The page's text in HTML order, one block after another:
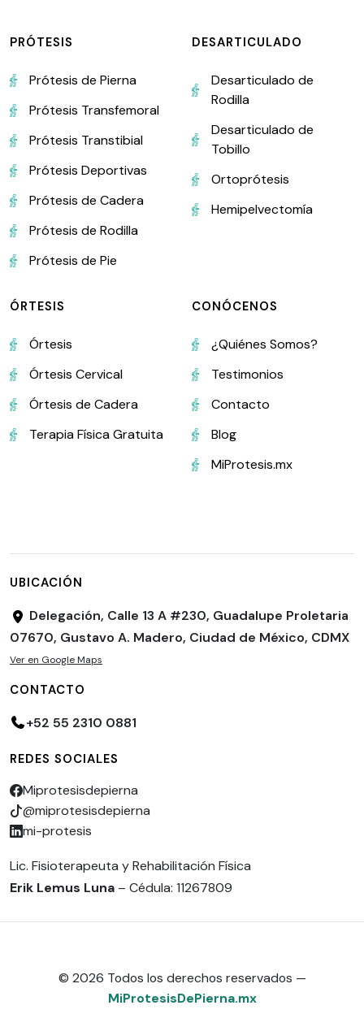
PRÓTESIS
Prótesis de Pierna
Prótesis Transfemoral
Prótesis Transtibial
Prótesis Deportivas
Prótesis de Cadera
Prótesis de Rodilla
Prótesis de Pie
DESARTICULADO
Desarticulado de
Rodilla
Desarticulado de
Tobillo
Ortoprótesis
Hemipelvectomía
ÓRTESIS
Órtesis
Órtesis Cervical
Órtesis de Cadera
Terapia Física Gratuita
CONÓCENOS
¿Quiénes Somos?
Testimonios
Contacto
Blog
MiProtesis.mx
UBICACIÓN
Delegación, Calle 13 A #230, Guadalupe Proletaria
07670, Gustavo A. Madero, Ciudad de México, CDMX
Ver en Google Maps
CONTACTO
+52 55 2310 0881
REDES SOCIALES
Miprotesisdepierna
@miprotesisdepierna
mi-protesis
Lic. Fisioterapeuta y Rehabilitación Física
Erik Lemus Luna – Cédula: 11267809
© 2026 Todos los derechos reservados —
MiProtesisDePierna.mx